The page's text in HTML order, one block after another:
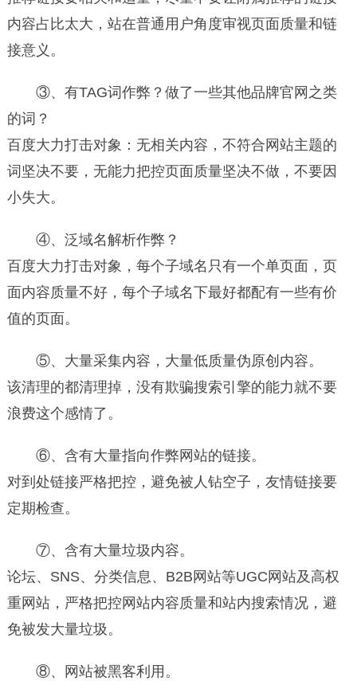
内容占比太大，站在普通用户角度审视页面质量和链
接意义。
③、有TAG词作弊？做了一些其他品牌官网之类
的词？
百度大力打击对象：无相关内容，不符合网站主题的
词坚决不要，无能力把控页面质量坚决不做，不要因
小失大。
④、泛域名解析作弊？
百度大力打击对象，每个子域名只有一个单页面，页
面内容质量不好，每个子域名下最好都配有一些有价
值的页面。
⑤、大量采集内容，大量低质量伪原创内容。
该清理的都清理掉，没有欺骗搜索引擎的能力就不要
浪费这个感情了。
⑥、含有大量指向作弊网站的链接。
对到处链接严格把控，避免被人钻空子，友情链接要
定期检查。
⑦、含有大量垃圾内容。
论坛、SNS、分类信息、B2B网站等UGC网站及高权
重网站，严格把控网站内容质量和站内搜索情况，避
免被发大量垃圾。
⑧、网站被黑客利用。